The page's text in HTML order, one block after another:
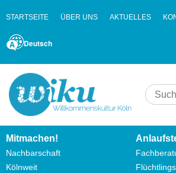
STARTSEITE ÜBER UNS AKTUELLES
Deutsch
Mitmachen!
Nachbarschaft
Kölnweit